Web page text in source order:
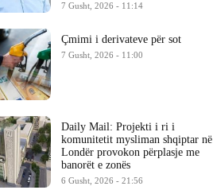
7 Gusht, 2026 - 11:14
Çmimi i derivateve për sot
7 Gusht, 2026 - 11:00
Daily Mail: Projekti i ri i
komunitetit mysliman shqiptar në
Londër provokon përplasje me
banorët e zonës
6 Gusht, 2026 - 21:56